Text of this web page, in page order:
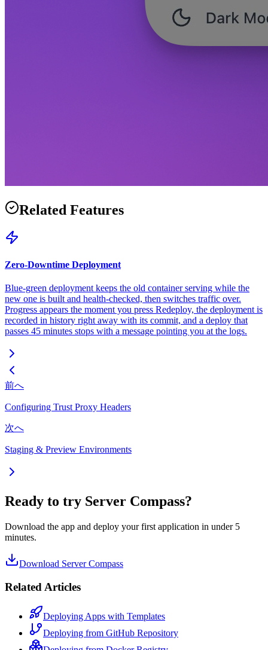
Related Features
Zero-Downtime Deployment
Blue-green deployment keeps the old container serving while the
new one is built and health-checked, then switches traffic over.
Progress appears the moment you press Redeploy, the deployment is
recorded in history right away with its commit, and a deploy that
passes 45 minutes stops with a message pointing you at the logs.
前へ
Configuring Trust Proxy Headers
次へ
Staging & Preview Environments
Ready to try Server Compass?
Download the app and deploy your first application in under 5
minutes.
Download Server Compass
Related Articles
Deploying Apps with Templates
Deploying from GitHub Repository